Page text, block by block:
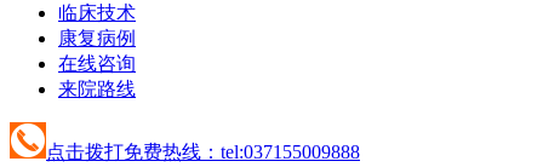
临床技术
康复病例
在线咨询
来院路线
点击拨打免费热线：tel:037155009888